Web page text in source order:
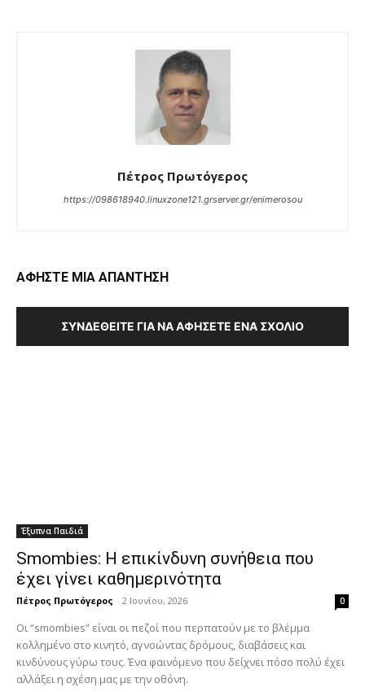
Πέτρος Πρωτόγερος
https://098618940.linuxzone121.grserver.gr/enimerosou
ΑΦΗΣΤΕ ΜΙΑ ΑΠΑΝΤΗΣΗ
ΣΥΝΔΕΘΕΊΤΕ ΓΙΑ ΝΑ ΑΦΉΣΕΤΕ ΈΝΑ ΣΧΌΛΙΟ
Έξυπνα Παιδιά
Smombies: Η επικίνδυνη συνήθεια που
έχει γίνει καθημερινότητα
Πέτρος Πρωτόγερος - 2 Ιουνίου, 2026 0
Οι “smombies” είναι οι πεζοί που περπατούν με το βλέμμα
κολλημένο στο κινητό, αγνοώντας δρόμους, διαβάσεις και
κινδύνους γύρω τους. Ένα φαινόμενο που δείχνει πόσο πολύ έχει
αλλάξει η σχέση μας με την οθόνη.